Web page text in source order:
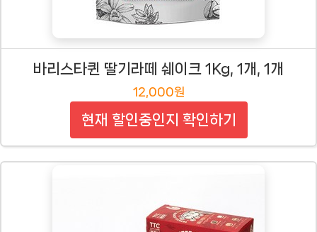
바리스타퀸 딸기라떼 쉐이크 1Kg, 1개, 1개
12,000원
현재 할인중인지 확인하기